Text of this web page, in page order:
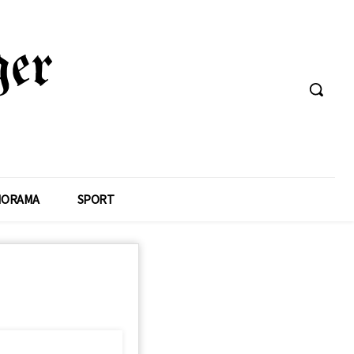
SPORT